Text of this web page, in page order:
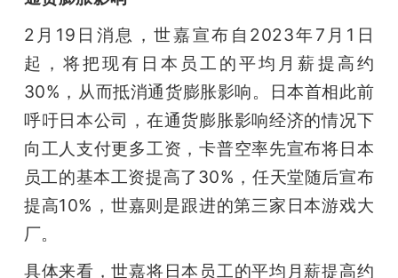
2月19日消息，世嘉宣布自2023年7月1日
起，将把现有日本员工的平均月薪提高约
30%，从而抵消通货膨胀影响。日本首相此前
呼吁日本公司，在通货膨胀影响经济的情况下
向工人支付更多工资，卡普空率先宣布将日本
员工的基本工资提高了30%，任天堂随后宣布
提高10%，世嘉则是跟进的第三家日本游戏大
厂。
具体来看，世嘉将日本员工的平均月薪提高约